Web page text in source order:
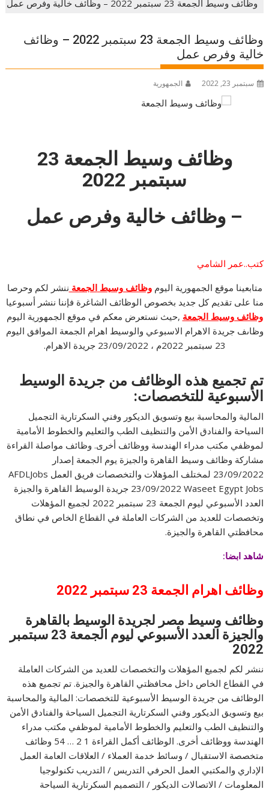
وظائف وسيط الجمعة 23 سبتمبر 2022 – وظائف خالية وفرص عمل
وظائف وسيط الجمعة 23 سبتمبر 2022 – وظائف
خالية وفرص عمل
سبتمبر 23, 2022 الجمهورية
وظائف وسيط الجمعة 23
سبتمبر
– وظائف خالية وفرص عمل
كتب..عمر الشامي
متابعينا موقع الجمهورية اليوموظائف وسيطالجمعة ننشر لكم وحرصا
منا على تقديم كل جديد بخصوص الوظائف الشاغرة فإننا ننشر أسبوعيا
وظائف وسيط الجمعة ,حيث نستعرض معكم في موقع الجمهورية اليوم
وظاىف جريدة الاهرام الاسبوعي والوسيط اهرام الجمعة الموافق اليوم
23 سبتمبر 2022م ، 23/09/2022 جريدة الاهرام.
تم تجميع هذه الوظائف من جريدة الوسيط
الأسبوعية للتخصصات:
المالية والمحاسبة بيع وتسويق الديكور وفني السكرتارية التجميل
السياحة والفنادق الأمن والتنظيف الطب والتعليم والخطوط الأمامية
لموظفي مكتب مدراء الهندسة ووظائف أخرى. وظائف مواصلة القراءة
مشاركة وظائف وسيط القاهرة والجيزة يوم الجمعة إصدار
23/09/2022 لمختلف المؤهلات والتخصصات فريق العمل AFDLJobs
23/09/2022 Waseet Egypt Jobs جريدة الوسيط القاهرة والجيزة
العدد الأسبوعي ليوم الجمعة 23 سبتمبر 2022 لجميع المؤهلات
وتخصصات للعديد من الشركات العاملة في القطاع الخاص في نطاق
محافظتي القاهرة والجيزة.
شاهد ابضا:
وظائف اهرام الجمعة 23 سبتمبر
2022
وظائف وسيط مصر لجريدة الوسيط بالقاهرة
والجيزة العدد الأسبوعي ليوم الجمعة 23 سبتمبر
2022
ننشر لكم لجميع المؤهلات والتخصصات للعديد من الشركات العاملة
في القطاع الخاص داخل محافظتي القاهرة والجيزة. تم تجميع هذه
الوظائف من جريدة الوسيط الأسبوعية للتخصصات: المالية والمحاسبة
بيع وتسويق الديكور وفني السكرتارية التجميل السياحة والفنادق الأمن
والتنظيف الطب والتعليم والخطوط الأمامية لموظفي مكتب مدراء
الهندسة ووظائف أخرى. الوظائف أكمل القراءة 1 2 … 54 وظائف
متخصصة الاستقبال / وسائط خدمة العملاء / العلاقات العامة العمل
الإداري والمكتبي العمل الحرفي التدريس / التدريب تكنولوجيا
المعلومات / الاتصالات الديكور / التصميم السكرتارية السياحة